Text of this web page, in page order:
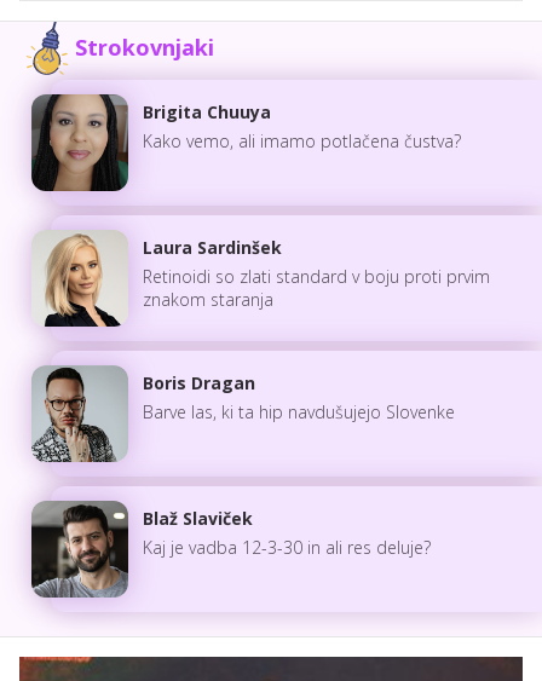
Strokovnjaki
Brigita Chuuya
Kako vemo, ali imamo potlačena čustva?
Laura Sardinšek
Retinoidi so zlati standard v boju proti prvim
znakom staranja
Boris Dragan
Barve las, ki ta hip navdušujejo Slovenke
Blaž Slaviček
Kaj je vadba 12-3-30 in ali res deluje?